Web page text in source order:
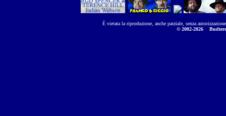
È vietata la riproduzione, anche parziale, senza
© 2002-2026